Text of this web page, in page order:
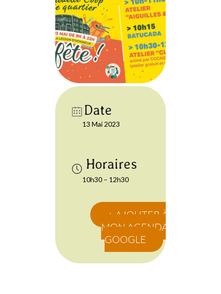
Date
13 Mai 2023
10h30 – 12h30
+ AJOUTER À
MON AGENDA
GOOGLE